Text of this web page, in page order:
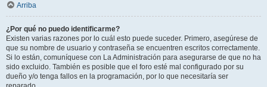
Arriba
¿Por qué no puedo identificarme?
Existen varias razones por lo cuál esto puede suceder. Primero, asegúrese de
que su nombre de usuario y contraseña se encuentren escritos correctamente.
Si lo están, comuníquese con La Administración para asegurarse de que no ha
sido excluido. También es posible que el foro esté mal configurado por su
dueño y/o tenga fallos en la programación, por lo que necesitaría ser